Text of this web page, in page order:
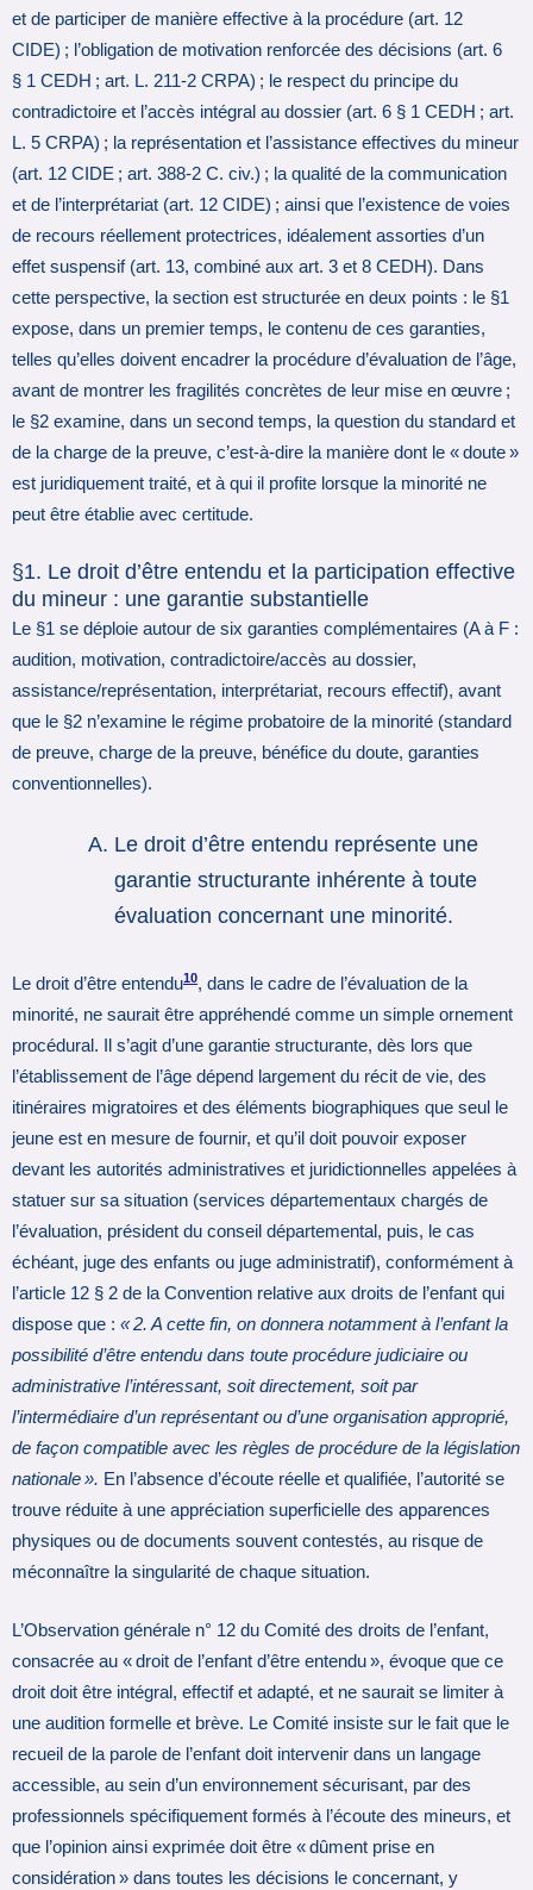
et de participer de manière effective à la procédure (art. 12
CIDE) ; l’obligation de motivation renforcée des décisions (art. 6
§ 1 CEDH ; art. L. 211-2 CRPA) ; le respect du principe du
contradictoire et l’accès intégral au dossier (art. 6 § 1 CEDH ; art.
L. 5 CRPA) ; la représentation et l’assistance effectives du mineur
(art. 12 CIDE ; art. 388-2 C. civ.) ; la qualité de la communication
et de l’interprétariat (art. 12 CIDE) ; ainsi que l’existence de voies
de recours réellement protectrices, idéalement assorties d’un
effet suspensif (art. 13, combiné aux art. 3 et 8 CEDH). Dans
cette perspective, la section est structurée en deux points : le §1
expose, dans un premier temps, le contenu de ces garanties,
telles qu’elles doivent encadrer la procédure d’évaluation de l’âge,
avant de montrer les fragilités concrètes de leur mise en œuvre ;
le §2 examine, dans un second temps, la question du standard et
de la charge de la preuve, c’est-à-dire la manière dont le « doute »
est juridiquement traité, et à qui il profite lorsque la minorité ne
peut être établie avec certitude.
§1. Le droit d’être entendu et la participation effective
du mineur : une garantie substantielle
Le §1 se déploie autour de six garanties complémentaires (A à F :
audition, motivation, contradictoire/accès au dossier,
assistance/représentation, interprétariat, recours effectif), avant
que le §2 n’examine le régime probatoire de la minorité (standard
de preuve, charge de la preuve, bénéfice du doute, garanties
conventionnelles).
Le droit d’être entendu représente une
garantie structurante inhérente à toute
évaluation concernant une minorité.
Le droit d’être entendu10, dans le cadre de l’évaluation de la
minorité, ne saurait être appréhendé comme un simple ornement
procédural. Il s’agit d’une garantie structurante, dès lors que
l’établissement de l’âge dépend largement du récit de vie, des
itinéraires migratoires et des éléments biographiques que seul le
jeune est en mesure de fournir, et qu’il doit pouvoir exposer
devant les autorités administratives et juridictionnelles appelées à
statuer sur sa situation (services départementaux chargés de
l’évaluation, président du conseil départemental, puis, le cas
échéant, juge des enfants ou juge administratif), conformément à
l’article 12 § 2 de la Convention relative aux droits de l’enfant qui
dispose que : « 2. A cette fin, on donnera notamment à l’enfant la
possibilité d’être entendu dans toute procédure judiciaire ou
administrative l’intéressant, soit directement, soit par
l’intermédiaire d’un représentant ou d’une organisation approprié,
de façon compatible avec les règles de procédure de la législation
nationale ». En l’absence d’écoute réelle et qualifiée, l’autorité se
trouve réduite à une appréciation superficielle des apparences
physiques ou de documents souvent contestés, au risque de
méconnaître la singularité de chaque situation.
L’Observation générale n° 12 du Comité des droits de l’enfant,
consacrée au « droit de l’enfant d’être entendu », évoque que ce
droit doit être intégral, effectif et adapté, et ne saurait se limiter à
une audition formelle et brève. Le Comité insiste sur le fait que le
recueil de la parole de l’enfant doit intervenir dans un langage
accessible, au sein d’un environnement sécurisant, par des
professionnels spécifiquement formés à l’écoute des mineurs, et
que l’opinion ainsi exprimée doit être « dûment prise en
considération » dans toutes les décisions le concernant, y